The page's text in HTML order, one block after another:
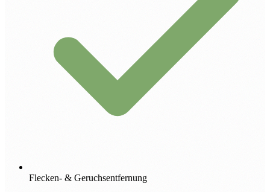
Flecken- & Geruchsentfernung